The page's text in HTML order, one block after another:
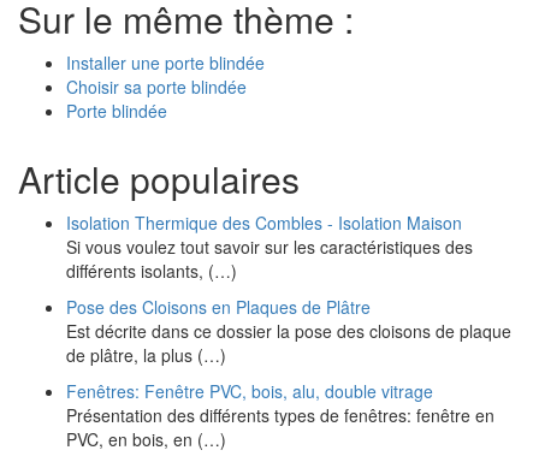
Sur le même thème :
Installer une porte blindée
Choisir sa porte blindée
Porte blindée
Article populaires
Isolation Thermique des Combles - Isolation Maison
Si vous voulez tout savoir sur les caractéristiques des
différents isolants, (…)
Pose des Cloisons en Plaques de Plâtre
Est décrite dans ce dossier la pose des cloisons de plaque
de plâtre, la plus (…)
Fenêtres: Fenêtre PVC, bois, alu, double vitrage
Présentation des différents types de fenêtres: fenêtre en
PVC, en bois, en (…)